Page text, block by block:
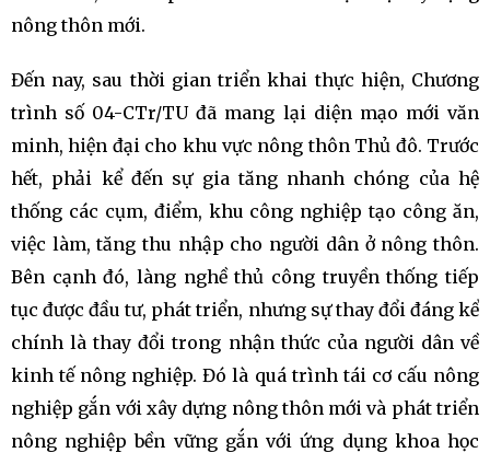
nông thôn mới.
Đến nay, sau thời gian triển khai thực hiện, Chương
trình số 04-CTr/TU đã mang lại diện mạo mới văn
minh, hiện đại cho khu vực nông thôn Thủ đô. Trước
hết, phải kể đến sự gia tăng nhanh chóng của hệ
thống các cụm, điểm, khu công nghiệp tạo công ăn,
việc làm, tăng thu nhập cho người dân ở nông thôn.
Bên cạnh đó, làng nghề thủ công truyền thống tiếp
tục được đầu tư, phát triển, nhưng sự thay đổi đáng kể
chính là thay đổi trong nhận thức của người dân về
kinh tế nông nghiệp. Đó là quá trình tái cơ cấu nông
nghiệp gắn với xây dựng nông thôn mới và phát triển
nông nghiệp bền vững gắn với ứng dụng khoa học